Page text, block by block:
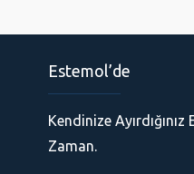
Estemol’de
Kendinize Ayırdığınız
Zaman.